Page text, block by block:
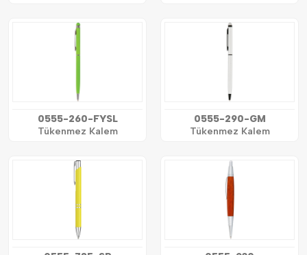
0555-260-FYSL
Tükenmez Kalem
0555-290-GM
Tükenmez Kalem